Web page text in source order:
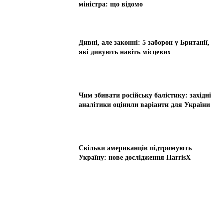
міністра: що відомо
Дивні, але законні: 5 заборон у Британії,
які дивують навіть місцевих
Чим збивати російську балістику: західні
аналітики оцінили варіанти для України
Скільки американців підтримують
Україну: нове дослідження HarrisX